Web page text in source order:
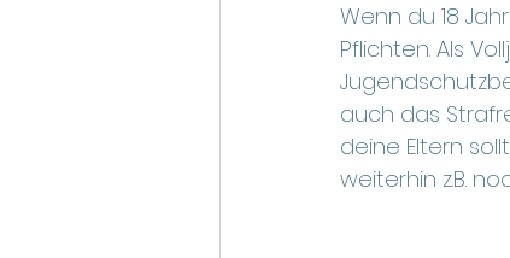
Wenn du 18
Pflichten. Als
auch das
deine Eltern
weiterhin z.B.